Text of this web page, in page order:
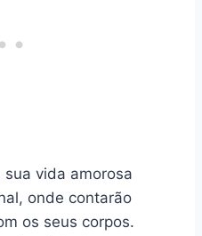
vida amorosa
onde contarão
os seus corpos.